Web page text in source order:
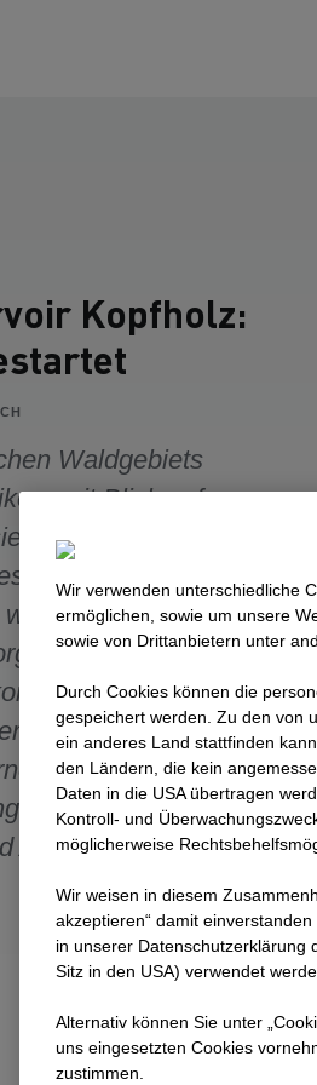
Kopfholz:
Waldgebiets
mit Blick auf
STRABAG den
Kopfholz.
Bestandteil
für die
und Kilchberg
HTRK
Wasserkammern,
sowie
Ableitungen.
Wir verwenden unterschiedliche
ermöglichen, sowie um unsere
sowie von Drittanbietern unter
Durch Cookies können die
gespeichert werden. Zu den von
ein anderes Land stattfinden
den Ländern, die kein
Daten in die USA übertragen
Kontroll- und
möglicherweise
Wir weisen in diesem
akzeptieren“ damit
in unserer Datenschutzerklärung
Sitz in den USA) verwendet
Alternativ können Sie unter
uns eingesetzten Cookies
zustimmen.